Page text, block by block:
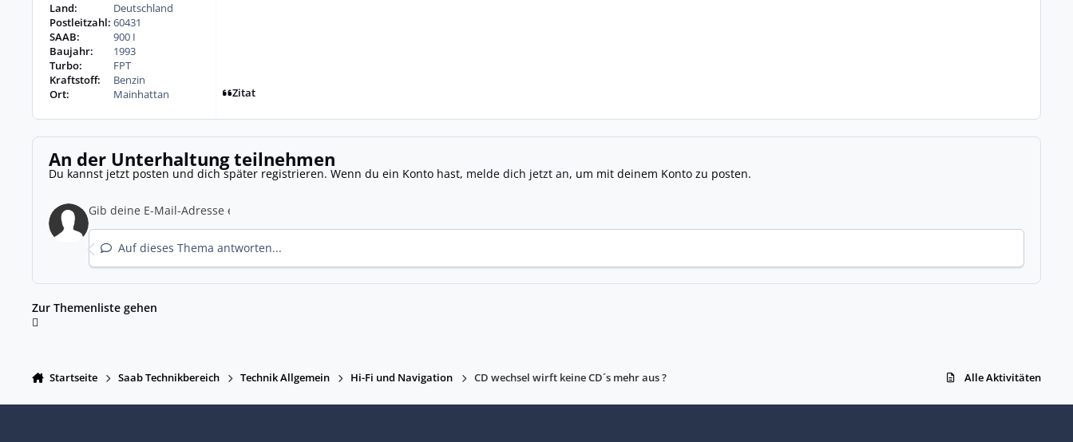
Land:
Deutschland
Postleitzahl: 60431
SAAB:
900 I
Baujahr:
1993
Turbo:
FPT
Kraftstoff:
Benzin
Ort:
Mainhattan Zitat
An der Unterhaltung teilnehmen
Du kannst jetzt posten und dich später registrieren. Wenn du ein Konto hast, melde dich jetzt an, um mit deinem Konto zu posten.
Auf dieses Thema antworten...
Zur Themenliste gehen
Startseite Saab Technikbereich Technik Allgemein Hi-Fi und Navigation CD wechsel wirft keine CD´s mehr aus ? Alle Aktivitäten